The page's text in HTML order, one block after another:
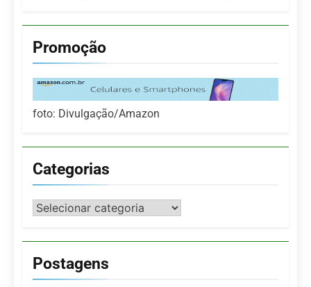
Promoção
foto: Divulgação/Amazon
Categorias
Categorias
Postagens